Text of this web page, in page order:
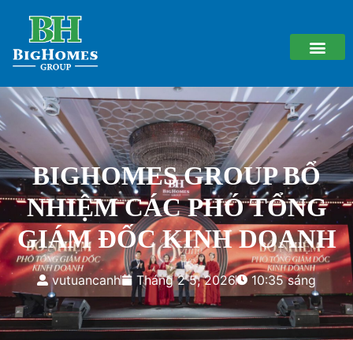
BIGHOMES GROUP BỔ
NHIỆM CÁC PHÓ TỔNG
GIÁM ĐỐC KINH DOANH
vutuancanh Tháng 2 5, 2026 10:35 sáng